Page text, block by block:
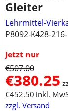
Gleiter
Lehrmittel-
P8092-K428-
Jetzt nur
€507.00
€380.25
€452.50 inkl.
zzgl. Versand